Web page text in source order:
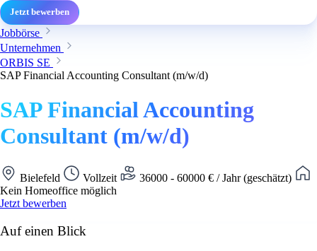
Jetzt bewerben
Jobbörse
Unternehmen
ORBIS SE
SAP Financial Accounting Consultant (m/w/d)
SAP Financial Accounting
Consultant (m/w/d)
Bielefeld Vollzeit
36000 - 60000 € / Jahr (geschätzt)
Kein Homeoffice möglich
Jetzt bewerben
Auf einen Blick